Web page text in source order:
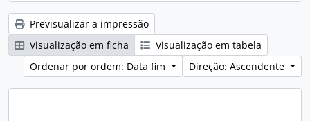
Previsualizar a impressão
Visualização em ficha
Visualização em tabela
Ordenar por ordem: Data fim
Direção: Ascendente